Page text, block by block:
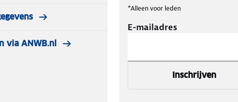
pasvorm.
Warm, een ultradun
vermindert het gevoel van
Het gebruikte Transtex in de broek
via ANWB.nl
*Alleen voor leden
E-mailadres
Inschrijven